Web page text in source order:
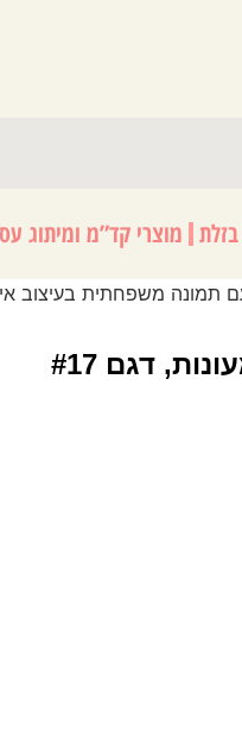
מוצרי קד”מ ומיתוג
משפחתית בעיצוב אישי
דגם #17